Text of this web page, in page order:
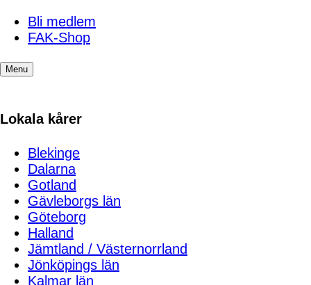
Bli medlem
FAK-Shop
Menu
Lokala kårer
Blekinge
Dalarna
Gotland
Gävleborgs län
Göteborg
Halland
Jämtland / Västernorrland
Jönköpings län
Kalmar län